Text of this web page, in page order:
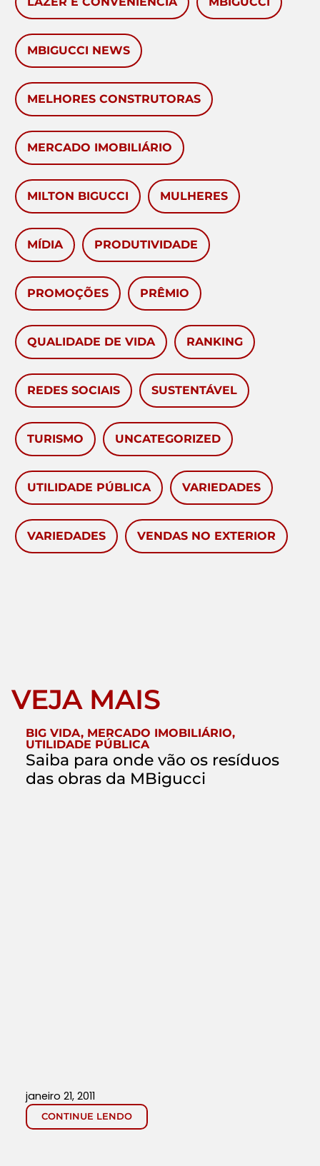
MBIGUCCI NEWS
MELHORES CONSTRUTORAS
MERCADO IMOBILIÁRIO
MILTON BIGUCCI MULHERES
MÍDIA PRODUTIVIDADE
PROMOÇÕES PRÊMIO
QUALIDADE DE VIDA RANKING
REDES SOCIAIS SUSTENTÁVEL
TURISMO UNCATEGORIZED
UTILIDADE PÚBLICA VARIEDADES
VARIEDADES VENDAS NO EXTERIOR
VEJA MAIS
BIG VIDA, MERCADO IMOBILIÁRIO,
UTILIDADE PÚBLICA
Saiba para onde vão os resíduos
das obras da MBigucci
CONTINUE LENDO
janeiro 21, 2011